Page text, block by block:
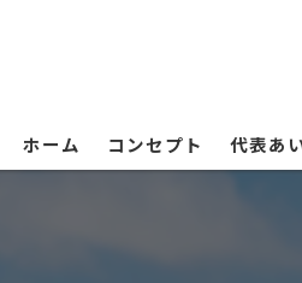
ホーム コンセプト 代表あ